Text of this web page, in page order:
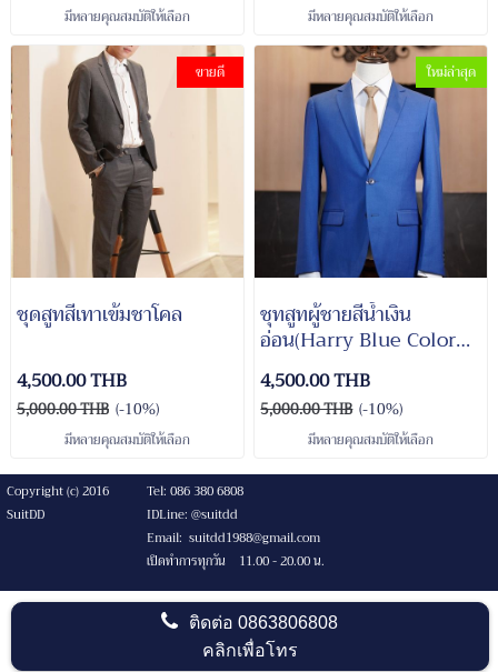
มีหลายคุณสมบัติให้เลือก มีหลายคุณสมบัติให้เลือก
ขายดี
ชุดสูทสีเทาเข้มชาโคล
4,500.00 THB
5,000.00 THB (-10%)
มีหลายคุณสมบัติให้เลือก
ใหม่ล่าสุด
ชุทสูทผู้ชายสีน้ำเงิน
อ่อน(Harry Blue Color
Suit)
4,500.00 THB
5,000.00 THB (-10%)
มีหลายคุณสมบัติให้เลือก
Copyright (c) 2016
Tel: 086 380 6808
SuitDD
IDLine: @suitdd
Email: suitdd1988@gmail.com
เปิดทำการทุกวัน 11.00 - 20.00 น.
ติดต่อ0863806808
คลิกเพื่อโทร